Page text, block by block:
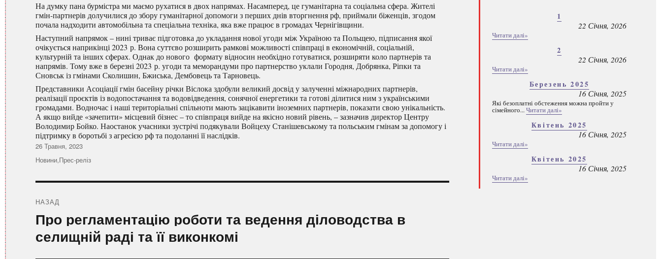
На думку пана бурмістра ми маємо рухатися в двох напрямах. Насамперед, це гуманітарна та соціальна сфера. Жителі
гмін-партнерів долучилися до збору гуманітарної допомоги з перших днів вторгнення рф, приймали біженців, згодом
почала надходити автомобільна та спеціальна техніка, яка вже працює в громадах Чернігівщини.
Наступний напрямок – нині триває підготовка до укладання нової угоди між Україною та Польщею, підписання якої
очікується наприкінці 2023 р. Вона суттєво розширить рамкові можливості співпраці в економічній, соціальній,
культурній та інших сферах. Однак до нового формату відносин необхідно готуватися, розширяти коло партнерів та
напрямів. Тому вже в березні 2023 р. угоди та меморандуми про партнерство уклали Городня, Добрянка, Ріпки та
Сновськ із гмінами Сколишин, Бжиська, Дембовець та Тарновець.
Представники Асоціації гмін басейну річки Віслока здобули великий досвід у залученні міжнародних партнерів,
реалізації проєктів із водопостачання та водовідведення, сонячної енергетики та готові ділитися ним з українськими
громадами. Водночас і наші територіальні спільноти мають зацікавити іноземних партнерів, показати свою унікальність.
А якщо вийде «зачепити» місцевий бізнес – то співпраця вийде на якісно новий рівень, – зазначив директор Центру
Володимир Бойко. Наостанок учасники зустрічі подякували Войцеху Станішевському та польським гмінам за допомогу і
підтримку в боротьбі з агресією рф та подоланні її наслідків.
Оприлюднено
26 Травня, 2023
Категорії
Новини,Прес-реліз
записів
НАЗАД
Попередній
запис:
Про регламентацію роботи та ведення діловодства в
селищній раді та її виконкомі
1
22 Січня, 2026
Читати далі»
2
22 Січня, 2026
Читати далі»
Березень 2025
16 Січня, 2025
Які безоплатні обстеження можна пройти у
сімейного...Читати далі»
Квітень 2025
16 Січня, 2025
Читати далі»
Квітень 2025
16 Січня, 2025
Читати далі»